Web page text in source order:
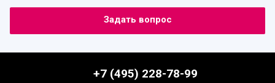
+7 (495) 228-78-99